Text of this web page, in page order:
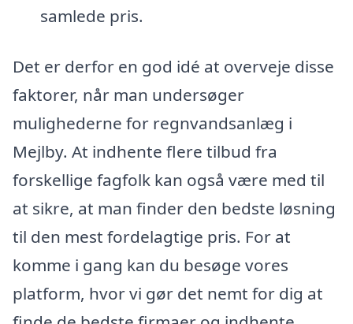
samlede pris.
Det er derfor en god idé at overveje disse
faktorer, når man undersøger
mulighederne for regnvandsanlæg i
Mejlby. At indhente flere tilbud fra
forskellige fagfolk kan også være med til
at sikre, at man finder den bedste løsning
til den mest fordelagtige pris. For at
komme i gang kan du besøge vores
platform, hvor vi gør det nemt for dig at